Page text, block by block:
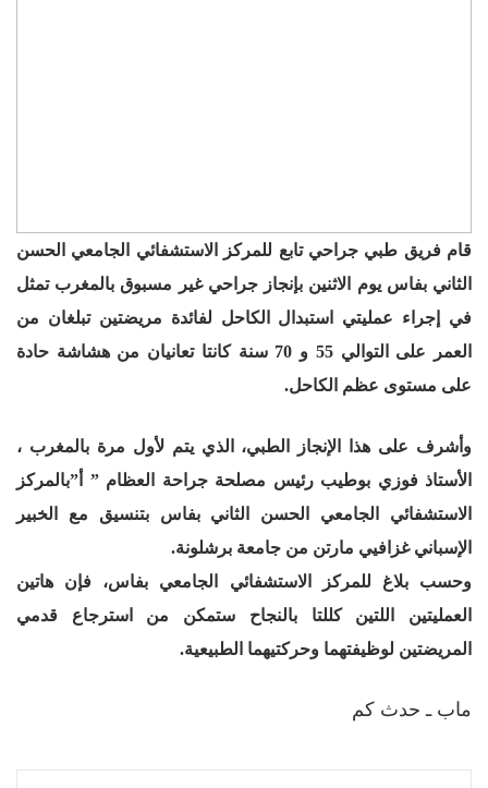
قام فريق طبي جراحي تابع للمركز الاستشفائي الجامعي الحسن
الثاني بفاس يوم الاثنين بإنجاز جراحي غير مسبوق بالمغرب تمثل
في إجراء عمليتي استبدال الكاحل لفائدة مريضتين تبلغان من
العمر على التوالي 55 و 70 سنة كانتا تعانيان من هشاشة حادة
على مستوى عظم الكاحل.
وأشرف على هذا الإنجاز الطبي، الذي يتم لأول مرة بالمغرب ،
الأستاذ فوزي بوطيب رئيس مصلحة جراحة العظام ” أ”بالمركز
الاستشفائي الجامعي الحسن الثاني بفاس بتنسيق مع الخبير
الإسباني غزافيي مارتن من جامعة برشلونة.
وحسب بلاغ للمركز الاستشفائي الجامعي بفاس، فإن هاتين
العمليتين اللتين كللتا بالنجاح ستمكن من استرجاع قدمي
المريضتين لوظيفتهما وحركتيهما الطبيعية.
ماب ـ حدث كم